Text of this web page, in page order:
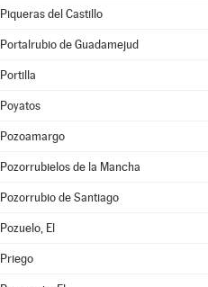
Piqueras del Castillo
Portalrubio de Guadamejud
Portilla
Poyatos
Pozoamargo
Pozorrubielos de la Mancha
Pozorrubio de Santiago
Pozuelo, El
Priego